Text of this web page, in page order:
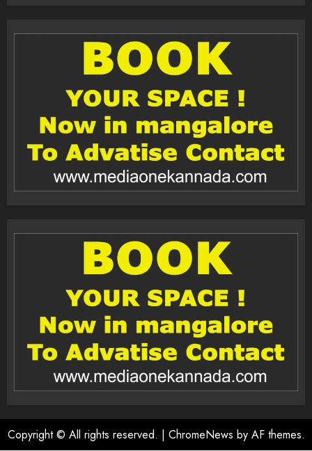
Copyright © All rights reserved. | ChromeNews by AF themes.